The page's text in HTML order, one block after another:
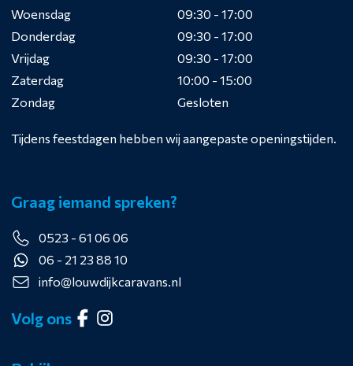
Woensdag
09:30 - 17:00
Donderdag
09:30 - 17:00
Vrijdag
09:30 - 17:00
Zaterdag
10:00 - 15:00
Zondag
Gesloten
Tijdens feestdagen hebben wij aangepaste openingstijden.
Graag iemand spreken?
0523 - 61 06 06
06 - 21 23 88 10
info@louwdijkcaravans.nl
Volg ons